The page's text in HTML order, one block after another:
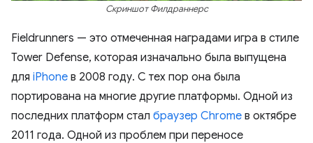
Скриншот Филдраннерс
Fieldrunners — это отмеченная наградами игра в стиле
Tower Defense, которая изначально была выпущена
для iPhone в 2008 году. С тех пор она была
портирована на многие другие платформы. Одной из
последних платформ стал браузер Chrome в октябре
2011 года. Одной из проблем при переносе